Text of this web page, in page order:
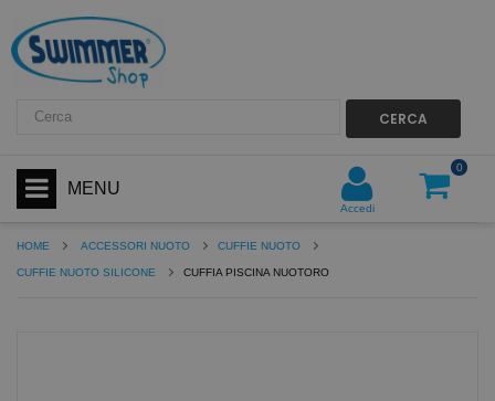
CERCA
MENU
0
Accedi
HOME ACCESSORI NUOTO CUFFIE NUOTO
CUFFIE NUOTO SILICONE CUFFIA PISCINA NUOTORO